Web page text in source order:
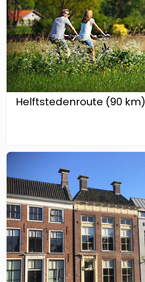
Helftstedenroute (90 km)